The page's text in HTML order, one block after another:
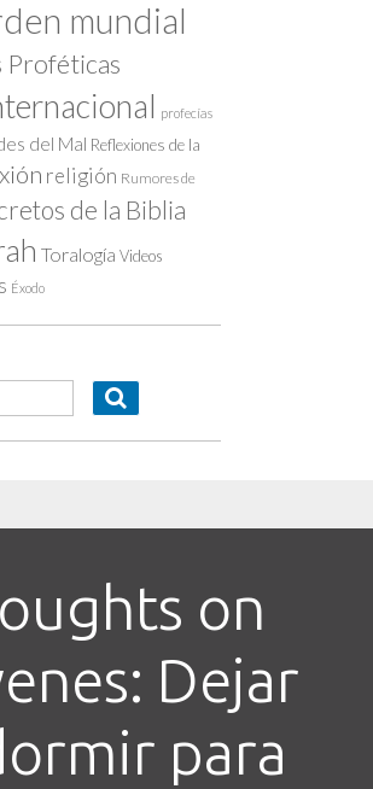
mundial
Proféticas
profecías
del Mal Reflexiones de la
religión Rumores de
de la Biblia
Toralogía Videos
Éxodo
on
Dejar
para